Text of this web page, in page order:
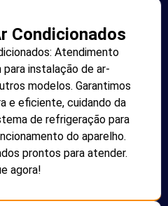
Condicionados
Atendimento
instalação de ar-
modelos. Garantimos
e eficiente, cuidando da
de refrigeração para
do aparelho.
prontos para atender.
agora!